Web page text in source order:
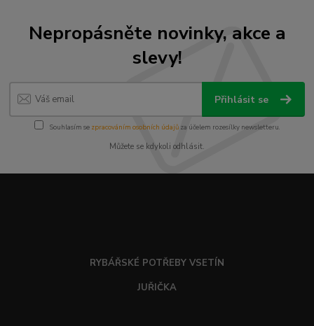
Nepropásněte novinky, akce a
slevy!
Přihlásit se
Souhlasím se zpracováním osobních údajůza účelem rozesílky newsletteru.
Můžete se kdykoli odhlásit.
RYBÁŘSKÉ POTŘEBY VSETÍN
JUŘIČKA